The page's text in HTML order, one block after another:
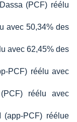
(PCF) réélu
avec 50,34% des
avec 62,45% des
PCF) réélu avec
réélu avec
PCF) réélue